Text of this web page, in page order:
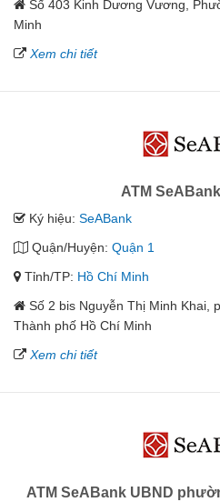
Số 403 Kinh Dương Vương,
Minh
Xem chi tiết
ATM
Ký hiệu: SeABank
Quận/Huyện: Quận 1
Tỉnh/TP: Hồ Chí Minh
Số 2 bis Nguyễn Thị Minh Khai,
Thành phố Hồ Chí Minh
Xem chi tiết
ATM SeABank UBND